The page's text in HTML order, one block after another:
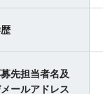
先担当者名及
ールアドレス